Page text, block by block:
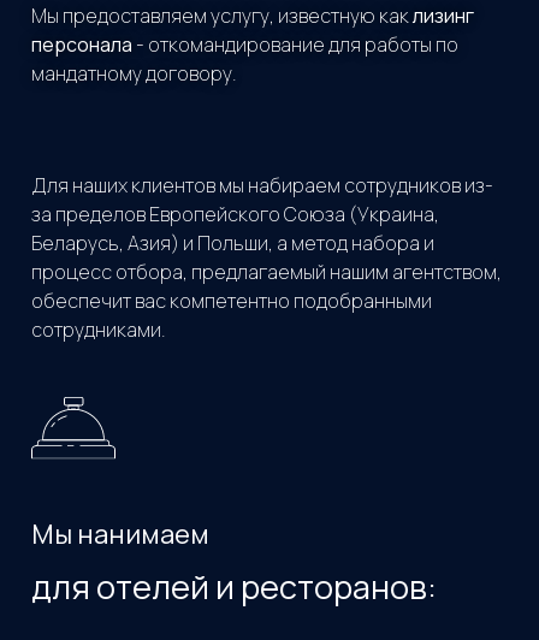
Мы предоставляем услугу, известную каклизинг
персонала - откомандирование для работы по
мандатному договору.
Для наших клиентов мы набираем сотрудников из-
за пределов Европейского Союза (Украина,
Беларусь, Азия) и Польши, а метод набора и
процесс отбора, предлагаемый нашим агентством,
обеспечит вас компетентно подобранными
сотрудниками.
Мы нанимаем
для отелей и ресторанов: